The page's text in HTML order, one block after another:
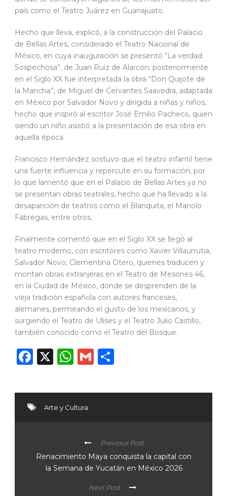
país como el Teatro Juárez en Guanajuato.
Hecho que lleva, explicó, a la construcción del Palacio
de Bellas Artes, considerado el Teatro Nacional de
México, en cuya inauguración se presentó “La verdad
Sospechosa”, de Juan Ruiz de Alarcón; posteriormente
en el Siglo XX fue interpretada la obra “Don Quijote de
la Mancha”, de Miguel de Cervantes Saavedra, adaptada
en México por Salvador Novo y dirigida a niñas y niños,
hecho que inspiró al escritor José Emilio Pacheco, quien
siendo un niño asistió a la presentación de esa obra en
aquella época.
Francisco Hernández sostuvo que el teatro infantil tiene
una fuerte influencia y repercute en su formación, por
lo que lamentó que en el Palacio de Bellas Artes ya no
se presentan obras teatrales, hecho que ha llevado a la
desaparición de teatros como el Blanquita, el Manolo
Fábregas, entre otros.
Finalmente comentó que en el Siglo XX se llegó al
teatro moderno, con escritores como Xavier Villaurrutia,
Salvador Novo, Clementina Otero, quienes traducen y
montan obras extranjeras en el Teatro de Mesones 46,
en la Ciudad de México, donde se desprenden de la
vieja tradición española con autores franceses,
alemanes, permeando el gusto de los mexicanos, y
surgiendo el Teatro de Ulises y el Teatro Julio Castillo,
también conocido como el Teatro del Bosque.
Facebook
X WhatsApp
Gmail
Arte y Cultura
Previous Post
Renacimiento Maya conquista la capital con
la Semana de Yucatán en México 2026
Next Post